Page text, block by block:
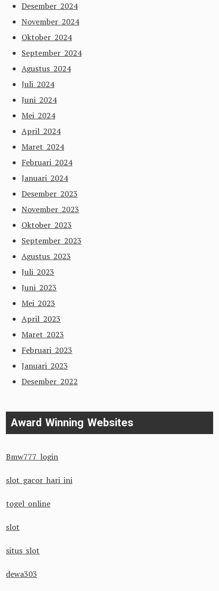
Desember 2024
November 2024
Oktober 2024
September 2024
Agustus 2024
Juli 2024
Juni 2024
Mei 2024
April 2024
Maret 2024
Februari 2024
Januari 2024
Desember 2023
November 2023
Oktober 2023
September 2023
Agustus 2023
Juli 2023
Juni 2023
Mei 2023
April 2023
Maret 2023
Februari 2023
Januari 2023
Desember 2022
Award Winning Websites
Bmw777 login
slot gacor hari ini
togel online
slot
situs slot
dewa303